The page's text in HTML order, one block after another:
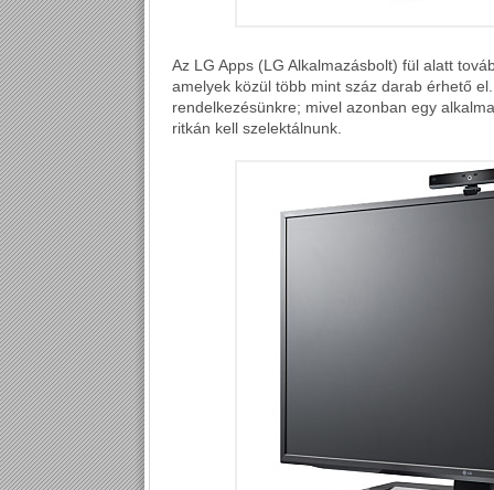
Az LG Apps (LG Alkalmazásbolt) fül alatt
amelyek közül több mint száz darab érhető
rendelkezésünkre; mivel azonban egy
ritkán kell szelektálnunk.